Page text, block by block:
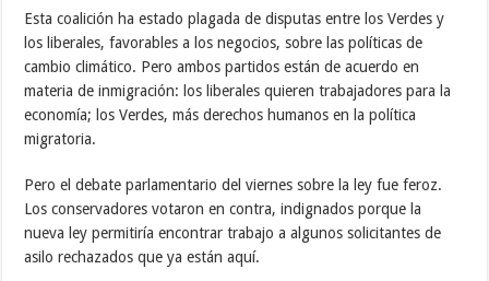
Esta coalición ha estado plagada de disputas entre los Verdes y
los liberales, favorables a los negocios, sobre las políticas de
cambio climático. Pero ambos partidos están de acuerdo en
materia de inmigración: los liberales quieren trabajadores para la
economía; los Verdes, más derechos humanos en la política
migratoria.
Pero el debate parlamentario del viernes sobre la ley fue feroz.
Los conservadores votaron en contra, indignados porque la
nueva ley permitiría encontrar trabajo a algunos solicitantes de
asilo rechazados que ya están aquí.